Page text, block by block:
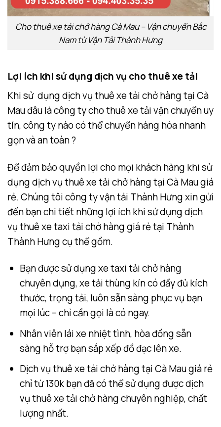
Cho thuê xe tải chở hàng Cà Mau – Vận chuyển Bắc
Nam từ Vận Tải Thành Hưng
Lợi ích khi sử dụng dịch vụ cho thuê xe tải
Khi sử dụng dịch vụ thuê xe tải chở hàng tại Cà
Mau đâu là công ty cho thuê xe tải vận chuyển uy
tín, công ty nào có thể chuyển hàng hóa nhanh
gọn và an toàn ?
Để đảm bảo quyền lợi cho mọi khách hàng khi sử
dụng dịch vụ thuê xe tải chở hàng tại Cà Mau giá
rẻ. Chúng tôi công ty vận tải Thành Hưng xin gửi
đến bạn chi tiết những lợi ích khi sử dụng dịch
vụ thuê xe taxi tải chở hàng giá rẻ tại Thành
Thành Hưng cụ thể gồm.
Bạn được sử dụng xe taxi tải chở hàng
chuyên dụng, xe tải thùng kín có đầy đủ kích
thước, trọng tải, luôn sẵn sàng phục vụ bạn
mọi lúc – chỉ cần gọi là có ngay.
Nhân viên lái xe nhiệt tình, hòa đồng sẵn
sàng hỗ trợ bạn sắp xếp đồ đạc lên xe.
Dịch vụ thuê xe tải chở hàng tại Cà Mau giá rẻ
chỉ từ 130k bạn đã có thể sử dụng được dịch
vụ thuê xe tải chở hàng chuyên nghiệp, chất
lượng nhất.